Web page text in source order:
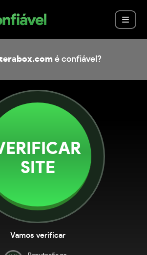
é confiável?
SITE
Vamos verificar